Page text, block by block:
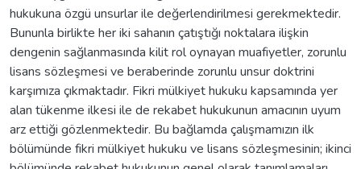
hukukuna özgü unsurlar ile değerlendirilmesi gerekmektedir.
Bununla birlikte her iki sahanın çatıştığı noktalara ilişkin
dengenin sağlanmasında kilit rol oynayan muafiyetler, zorunlu
lisans sözleşmesi ve beraberinde zorunlu unsur doktrini
karşımıza çıkmaktadır. Fikri mülkiyet hukuku kapsamında yer
alan tükenme ilkesi ile de rekabet hukukunun amacının uyum
arz ettiği gözlenmektedir. Bu bağlamda çalışmamızın ilk
bölümünde fikri mülkiyet hukuku ve lisans sözleşmesinin; ikinci